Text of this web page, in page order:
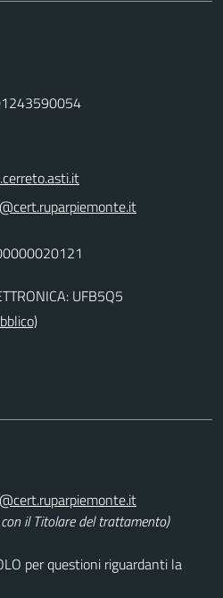
UFB5Q5
il Titolare del trattamento)
per questioni riguardanti la